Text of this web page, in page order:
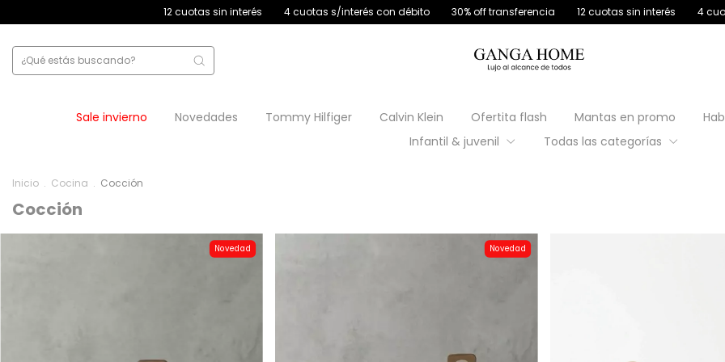
4 cuotas s/interés con débito 30% off transferencia 12 cuotas sin interés 4 cuotas s/interés con débito 30% off
Sale invierno Novedades Tommy Hilfiger Calvin Klein Ofertita flash Mantas en promo
Infantil & juvenil
Todas las categorías
Inicio . Cocina . Cocción
Cocción
Novedad Novedad